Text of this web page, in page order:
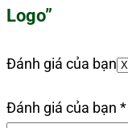
Logo”
Đánh giá của bạn
Đánh giá của bạn *